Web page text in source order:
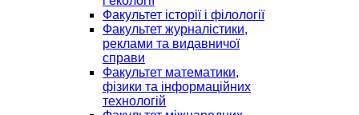
Факультет історії і філології
Факультет журналістики,
реклами та видавничої
справи
Факультет математики,
фізики та інформаційних
технологій